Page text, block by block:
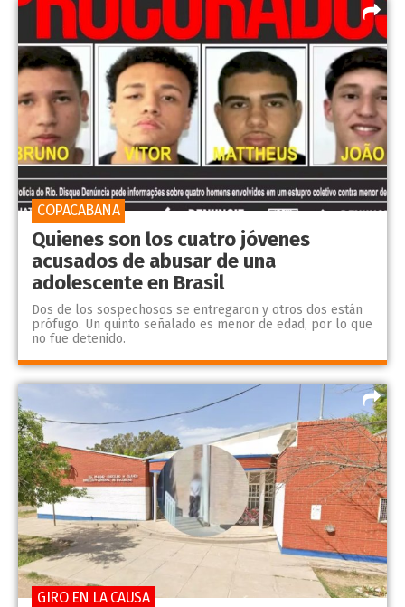
Quienes son los cuatro jóvenes
acusados de abusar de una
adolescente en Brasil
Dos de los sospechosos se entregaron y otros dos están
prófugo. Un quinto señalado es menor de edad, por lo que
no fue detenido.
COPACABANA
GIRO EN LA CAUSA